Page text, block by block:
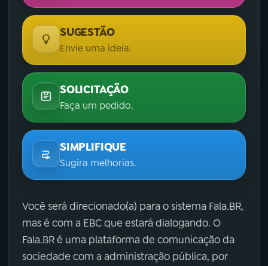
SUGESTÃO
Envie uma ideia.
SOLICITAÇÃO
Faça um pedido.
SIMPLIFIQUE
Sugira melhorias.
Você será direcionado(a) para o sistema Fala.BR,
mas é com a EBC que estará dialogando. O
Fala.BR é uma plataforma de comunicação da
sociedade com a administração pública, por